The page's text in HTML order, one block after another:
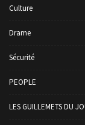
Culture
Drame
Sécurité
PEOPLE
LES GUILLEMETS DU